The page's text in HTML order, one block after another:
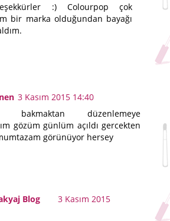
:) Colourpop çok
bir marka olduğundan bayağı
3 Kasım 2015 14:40
bakmaktan düzenlemeye
gözüm günlüm açıldı gercekten
görünüyor hersey
Blog
3 Kasım 2015